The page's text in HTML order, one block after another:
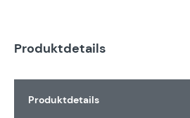
Produktdetails
Produktdetails